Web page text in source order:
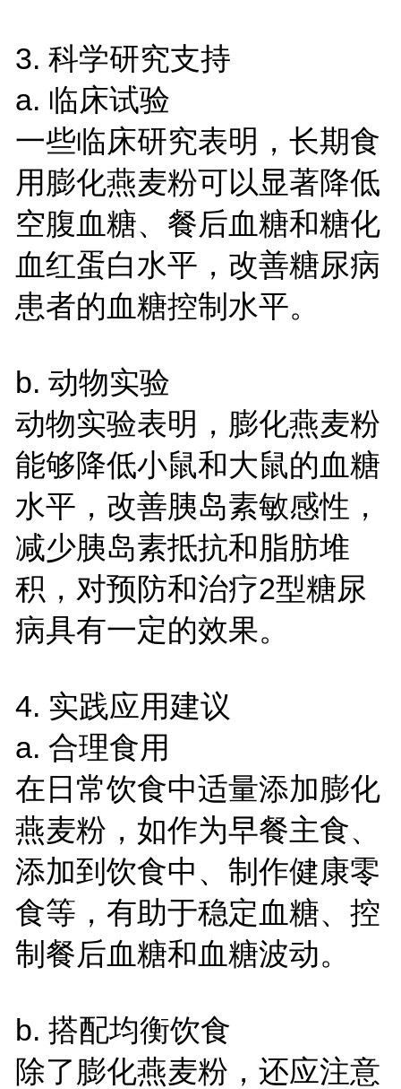
3. 科学研究支持
a. 临床试验
一些临床研究表明，长期食
用膨化燕麦粉可以显著降低
空腹血糖、餐后血糖和糖化
血红蛋白水平，改善糖尿病
患者的血糖控制水平。
b. 动物实验
动物实验表明，膨化燕麦粉
能够降低小鼠和大鼠的血糖
水平，改善胰岛素敏感性，
减少胰岛素抵抗和脂肪堆
积，对预防和治疗2型糖尿
病具有一定的效果。
4. 实践应用建议
a. 合理食用
在日常饮食中适量添加膨化
燕麦粉，如作为早餐主食、
添加到饮食中、制作健康零
食等，有助于稳定血糖、控
制餐后血糖和血糖波动。
b. 搭配均衡饮食
除了膨化燕麦粉，还应注意